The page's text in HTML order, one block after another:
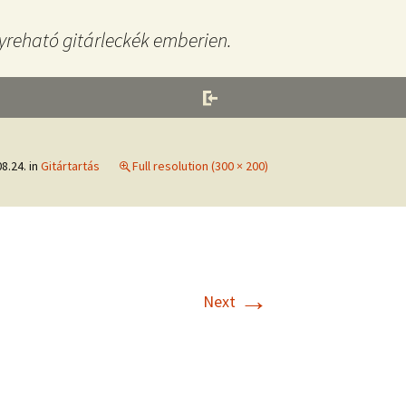
gitárleckék emberien.
in Gitártartás Full resolution (300 × 200)
Next →